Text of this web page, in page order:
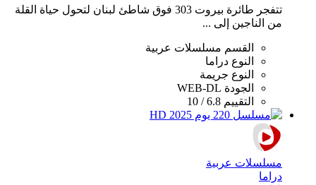
تتفجر طائرة بيروت 303 فوق شاطئ لبنان لتحول حياة القلة
من الناجين إلى ...
القسم مسلسلات عربية
النوع دراما
النوع جريمة
الجودة WEB-DL
التقييم 6.8 / 10
مسلسلات عربية
دراما